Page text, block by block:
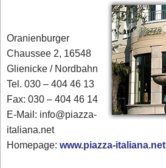
Oranienburger
Chaussee 2, 16548
Glienicke / Nordbahn
Tel. 030 – 404 46 13
Fax: 030 – 404 46 14
E-Mail: info@piazza-
italiana.net
Homepage:www.piazza-italiana.net